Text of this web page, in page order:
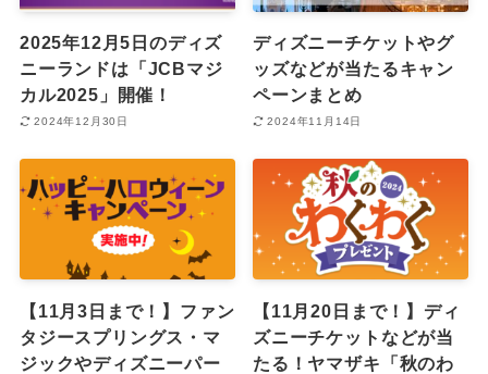
2025年12月5日のディズ
ニーランドは「JCBマジ
カル2025」開催！
2024年12月30日
ディズニーチケットやグ
ッズなどが当たるキャン
ペーンまとめ
2024年11月14日
【11月3日まで！】ファン
タジースプリングス・マ
ジックやディズニーパー
【11月20日まで！】ディ
ズニーチケットなどが当
たる！ヤマザキ「秋のわ